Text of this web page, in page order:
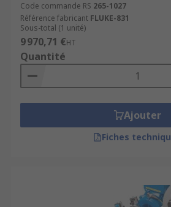
Code commande RS 265-1027
Référence fabricant FLUKE-831
Sous-total (1 unité)
9 970,71 €HT
Quantité
Ajouter
Fiches